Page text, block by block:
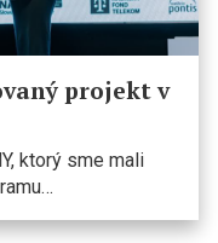
projekt v
ktorý sme mali